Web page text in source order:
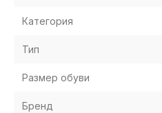
Категория
Тип
Размер обуви
Бренд